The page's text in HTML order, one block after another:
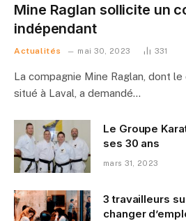
Mine Raglan sollicite un
indépendant
Actualités mai 30, 2023 331
La compagnie Mine Raglan, dont
situé à Laval, a demandé…
Le Groupe
ses 30 ans
mars 31, 2023
3 travailleurs
changer